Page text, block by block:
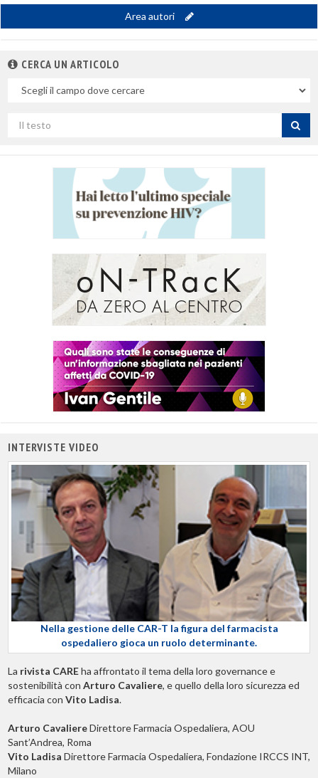
Area autori
CERCA UN ARTICOLO
Nel
Cerca
INTERVISTE VIDEO
Nella gestione delle CAR-T la figura del farmacista
ospedaliero gioca un ruolo determinante.
La rivista CAREha affrontato il tema della loro governance e
sostenibilità con Arturo Cavaliere, e quello della loro sicurezza ed
efficacia con Vito Ladisa.
Arturo CavaliereDirettore Farmacia Ospedaliera, AOU
Sant’Andrea, Roma
Vito Ladisa Direttore Farmacia Ospedaliera, Fondazione IRCCS INT,
Milano